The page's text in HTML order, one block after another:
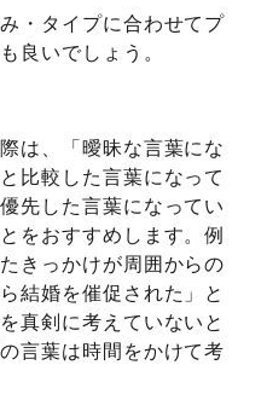
・タイプに合わせてプ
良いでしょう。
は、「曖昧な言葉にな
比較した言葉になって
先した言葉になってい
をおすすめします。例
きっかけが周囲からの
結婚を催促された」と
真剣に考えていないと
言葉は時間をかけて考